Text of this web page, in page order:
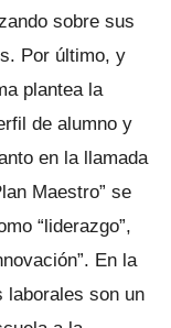
sobre sus
Por último, y
plantea la
de alumno y
en la llamada
Maestro” se
“liderazgo”,
En la
laborales son un